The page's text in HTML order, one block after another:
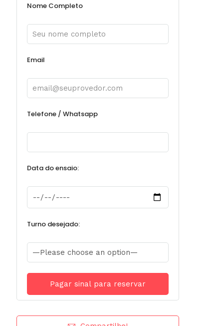
Nome Completo
Email
Telefone / Whatsapp
Data do ensaio:
Turno desejado: